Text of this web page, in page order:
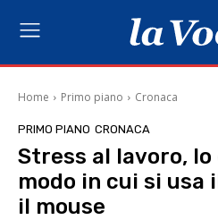
Home Primo piano Cronaca
PRIMO PIANO CRONACA
Stress al lavoro,
modo in cui si usa
il mouse